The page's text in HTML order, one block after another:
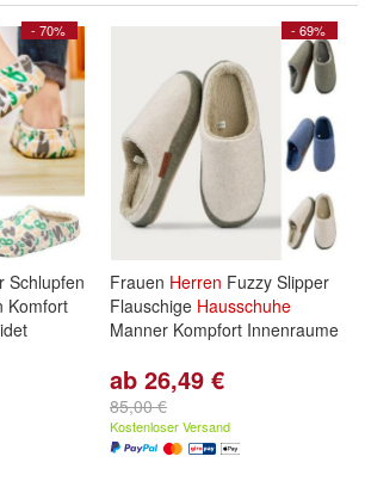
- 70%
Schlupfen
Komfort
- 69%
Frauen Herren Fuzzy Slipper
Flauschige Hausschuhe
Manner Kompfort Innenraume
ab 26,49 €
85,00 €
Kostenloser Versand